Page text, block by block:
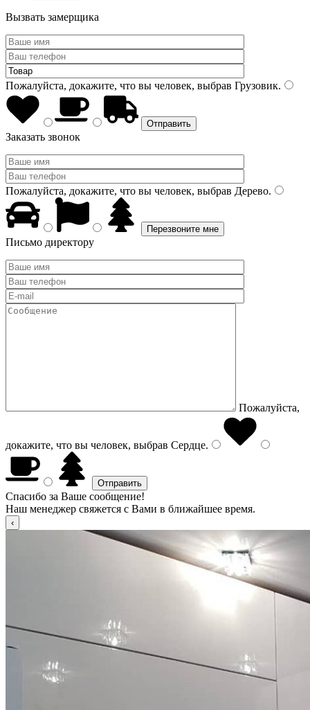
Вызвать замерщика
Пожалуйста, докажите, что вы человек, выбрав Грузовик.
Заказать звонок
Пожалуйста, докажите, что вы человек, выбрав Дерево.
Письмо директору
Пожалуйста,
докажите, что вы человек, выбрав Сердце.
Спасибо за Ваше сообщение!
Наш менеджер свяжется с Вами в ближайшее время.